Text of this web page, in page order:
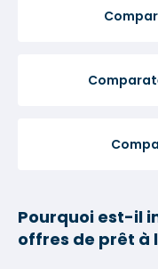
Pourquoi est-il
offres de prêt à